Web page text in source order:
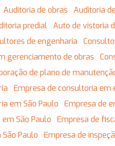
Auditoria de obras Auditoria
predial Auto de vistoria
de engenharia
gerenciamento de obras
de plano de
Empresa de consultoria
em São Paulo
Empresa de
São Paulo
Empresa de
Paulo
Empresa de